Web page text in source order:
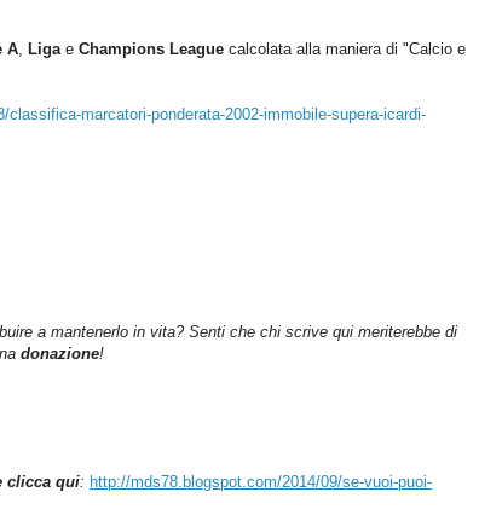
A, Liga e Champions League calcolata alla maniera di "Calcio e
marcatori-ponderata-2002-immobile-supera-icardi-
a mantenerlo in vita? Senti che chi scrive qui meriterebbe di
donazione!
clicca qui: http://mds78.blogspot.com/2014/09/se-vuoi-puoi-